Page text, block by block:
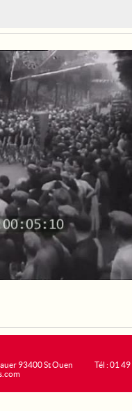
93400 St Ouen
Tél : 01